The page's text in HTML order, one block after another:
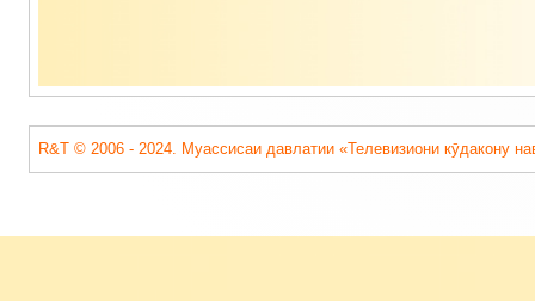
R&T © 2006 - 2024. Муассисаи давлатии «Телевизиони кӯдакону